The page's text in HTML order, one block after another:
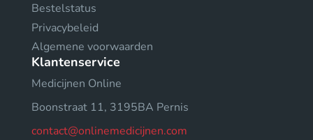
Bestelstatus
Privacybeleid
Algemene voorwaarden
Klantenservice
Medicijnen Online
Boonstraat 11, 3195BA Pernis
contact@onlinemedicijnen.com